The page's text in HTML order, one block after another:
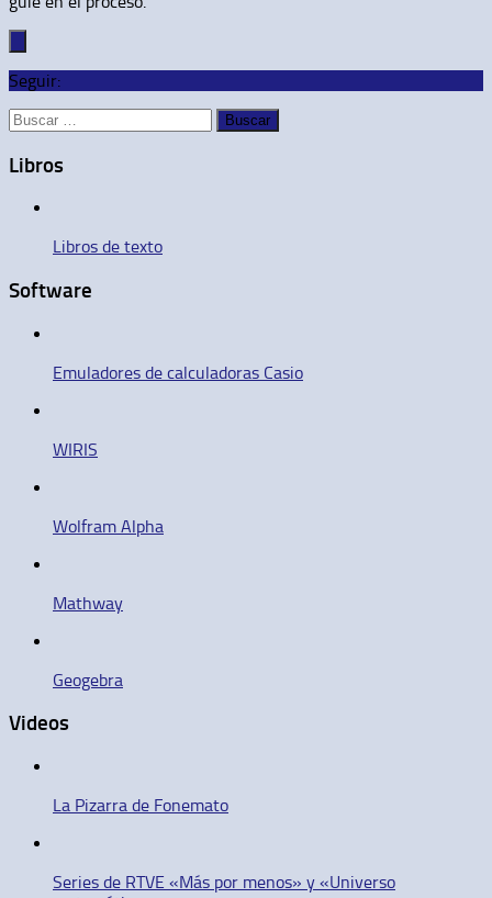
Seguir:
Buscar:
Libros
Libros de texto
Software
Emuladores de calculadoras Casio
WIRIS
Wolfram Alpha
Mathway
Geogebra
Videos
La Pizarra de Fonemato
Series de RTVE «Más por menos» y «Universo